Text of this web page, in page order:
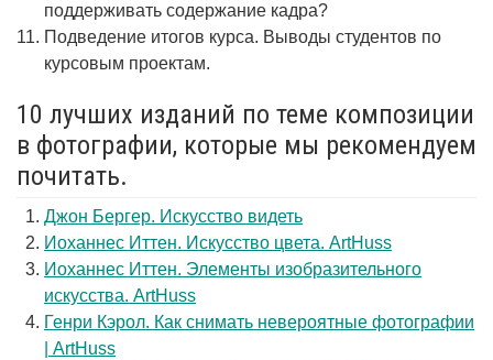
поддерживать содержание кадра?
Подведение итогов курса. Выводы студентов по
курсовым проектам.
10 лучших изданий по теме композиции
в фотографии, которые мы рекомендуем
почитать.
Джон Бергер. Искусство видеть
Иоханнес Иттен. Искусство цвета. ArtHuss
Иоханнес Иттен. Элементы изобразительного
искусства. ArtHuss
Генри Кэрол. Как снимать невероятные фотографии
| ArtHuss